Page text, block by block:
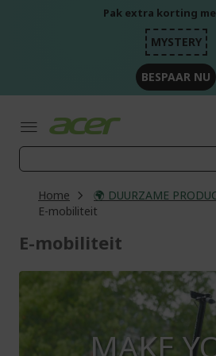
Pak extra korting
MYSTERY
BESPAAR NU
Home
🌍 DUURZAME
E-mobiliteit
E-mobiliteit
MAKE